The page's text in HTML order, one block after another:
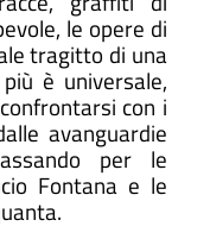
le opere di
tragitto di una
è universale,
con i
avanguardie
per le
Fontana e le